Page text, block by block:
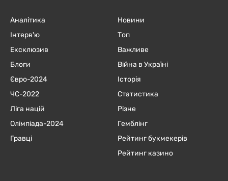
Аналітика
Інтерв'ю
Ексклюзив
Блоги
Євро-2024
ЧC-2022
Ліга націй
Олімпіада-2024
Гравці
Новини
Топ
Важливе
Війна в Україні
Історія
Статистика
Різне
Гемблінг
Рейтинг букмекерів
Рейтинг казино